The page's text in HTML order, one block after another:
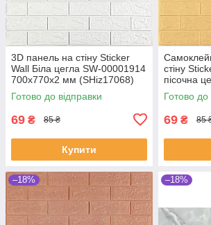
3D панель на стіну Sticker
Wall Біла цегла SW-00001914
700х770х2 мм (SHiz17068)
Готово до відправки
69 ₴ 85 ₴
Купити
стіну
пісочна
Готово до
69 ₴ 85
–18% –18%